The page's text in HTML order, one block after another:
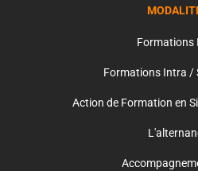
Formations
Formations Intra /
Action de Formation en